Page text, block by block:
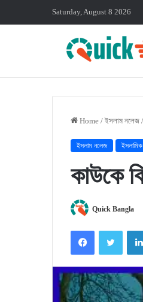
Saturday, August 8 2026
Home / ইসলাম নলেজ /
ইসলাম নলেজ
কাউকে
Quick Bangla
FacebookX